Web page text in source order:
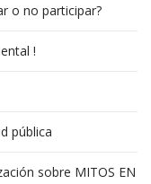
o no participar?
!
pública
sobre MITOS EN